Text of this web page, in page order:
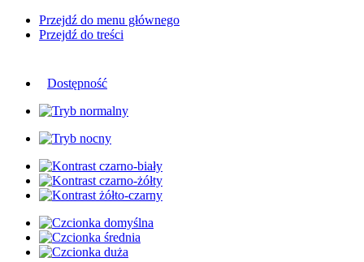
Przejdź do menu głównego
Przejdź do treści
Dostępność